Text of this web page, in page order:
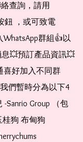
查詢，請用
鈕 ，或可致電
群組👍以
💥預訂產品資訊💥
好加入不同群
們暫時分為以下4
Sanrio Group （包
桂狗 布甸狗